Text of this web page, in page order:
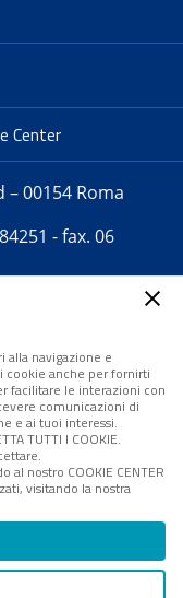
Center
00154 Roma
- fax. 06
iscritta
di Roma -
resp. Michela
Direzione e
S.p.A. - FPA s.r.l.
di management
- R.E.A. Roma
alla navigazione e
cookie anche per fornirti
facilitare le interazioni con
comunicazioni di
e ai tuoi interessi.
TUTTI I COOKIE.
nostro COOKIE CENTER
visitando la nostra